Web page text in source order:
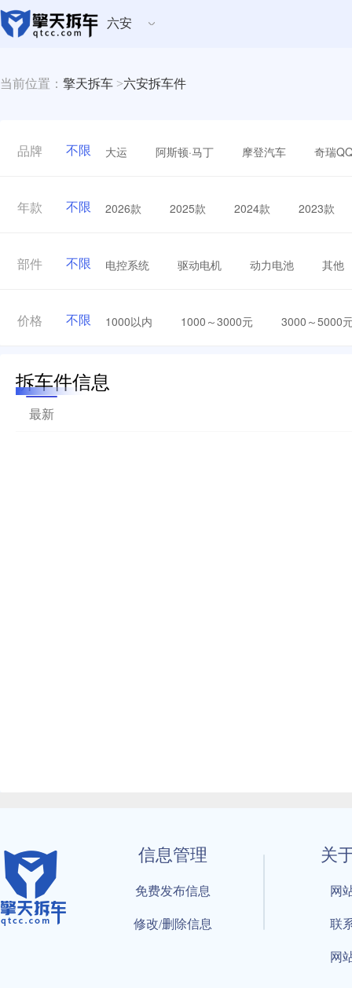
六安
当前位置： 擎天拆车 >六安拆车件
品牌 不限 大运 阿斯顿·马丁 摩登汽车 奇瑞
年款 不限 2026款 2025款 2024款 2023款
部件 不限 电控系统 驱动电机 动力电池 其他
价格 不限 1000以内 1000～3000元 3000～5000
拆车件信息
最新
信息管理
免费发布信息
修改/删除信息
关
网
联
网